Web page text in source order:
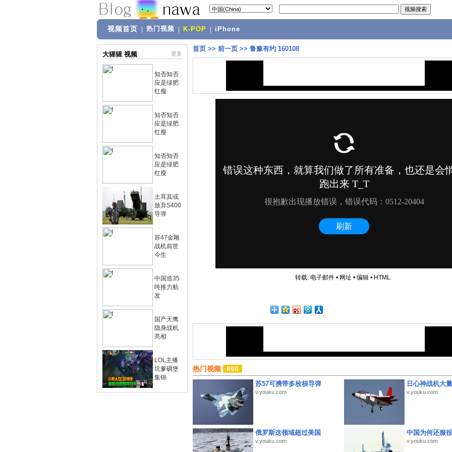
视频首页 热门视频 K-POP iPhone
大猩猩 视频 更多
知否知否
应是绿肥
红瘦
知否知否
应是绿肥
红瘦
知否知否
应是绿肥
红瘦
土耳其或
放弃S400
导弹
苏47金雕
战机前世
今生
中国造35
吨推力航
发
国产天鹰
隐身战机
亮相
LOL主播
坑爹碉堡
集锦
首页 >> 前一页 >> 鲁豫有约 160108
转载: 电子邮件• 网址 • 编辑• HTML
热门视频
苏57可携带多枚核导弹
v.youku.com
日心神战机大
v.youku.com
俄罗斯这领域超过美国
v.youku.com
中国为何还服
v.youku.com